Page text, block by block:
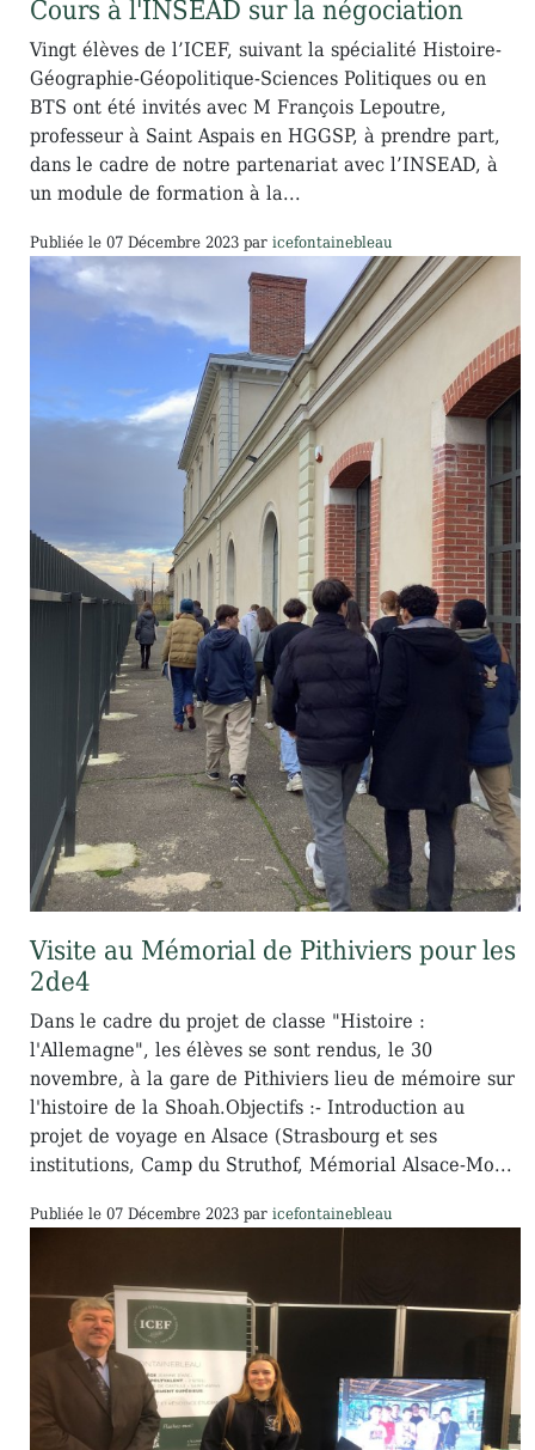
Cours à l'INSEAD sur la négociation
Vingt élèves de l’ICEF, suivant la spécialité Histoire-
Géographie-Géopolitique-Sciences Politiques ou en
BTS ont été invités avec M François Lepoutre,
professeur à Saint Aspais en HGGSP, à prendre part,
dans le cadre de notre partenariat avec l’INSEAD, à
un module de formation à la...
Publiée le 07 Décembre 2023 par icefontainebleau
Visite au Mémorial de Pithiviers pour les
2de4
Dans le cadre du projet de classe "Histoire :
l'Allemagne", les élèves se sont rendus, le 30
novembre, à la gare de Pithiviers lieu de mémoire sur
l'histoire de la Shoah.Objectifs :- Introduction au
projet de voyage en Alsace (Strasbourg et ses
institutions, Camp du Struthof, Mémorial Alsace-Mo...
Publiée le 07 Décembre 2023 par icefontainebleau